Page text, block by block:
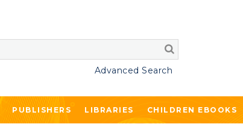
Advanced Search
PUBLISHERS LIBRARIES CHILDREN EBOOKS